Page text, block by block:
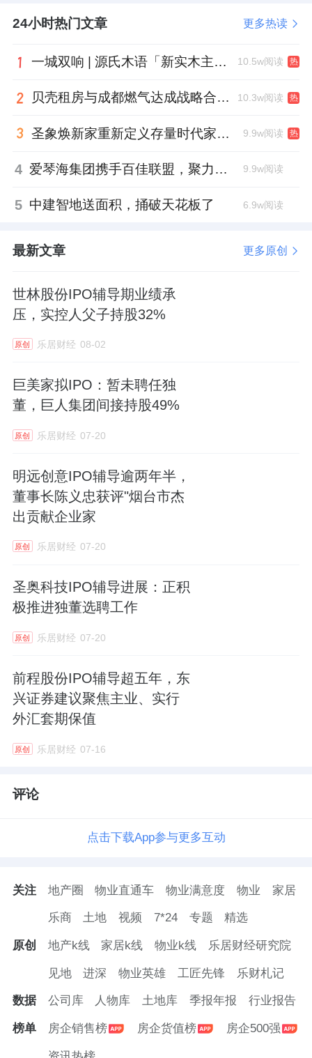
24小时热门文章 更多热读
一城双响 | 源氏木语「新实木主义——黑标生活提案」发布会落地天津，黑标旗舰店盛大启幕 10.5w阅读 热
贝壳租房与成都燃气达成战略合作 打通安全巡检“最后一米” 10.3w阅读 热
圣象焕新家重新定义存量时代家居升级逻辑，筑牢说换就换的底气！ 9.9w阅读 热
4 爱琴海集团携手百佳联盟，聚力共拓存量商业新赛道 9.9w阅读
5 中建智地送面积，捅破天花板了 6.9w阅读
最新文章 更多原创
世林股份IPO辅导期业绩承
压，实控人父子持股32%
原创 乐居财经 08-02
巨美家拟IPO：暂未聘任独
董，巨人集团间接持股49%
原创 乐居财经 07-20
明远创意IPO辅导逾两年半，
董事长陈义忠获评"烟台市杰
出贡献企业家
原创 乐居财经 07-20
圣奥科技IPO辅导进展：正积
极推进独董选聘工作
原创 乐居财经 07-20
前程股份IPO辅导超五年，东
兴证券建议聚焦主业、实行
外汇套期保值
原创 乐居财经 07-16
评论
点击下载App参与更多互动
关注 地产圈 物业直通车 物业满意度 物业 家居
乐商 土地 视频 7*24 专题 精选
原创 地产k线 家居k线 物业k线 乐居财经研究院
见地 进深 物业英雄 工匠先锋 乐财札记
数据 公司库 人物库 土地库 季报年报 行业报告
榜单 房企销售榜 房企货值榜 房企500强